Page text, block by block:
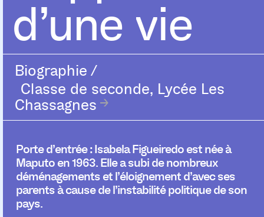
d’une vie
Biographie /
Classe de seconde, Lycée Les
Chassagnes
Porte d’entrée :Isabela Figueiredo est née à
Maputo en 1963. Elle a subi de nombreux
déménagements et l’éloignement d’avec ses
parents à cause de l’instabilité politique de son
pays.